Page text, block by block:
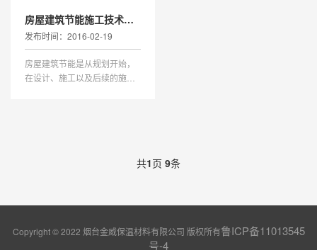
结胶浆配比不当造成保温板脱
落。2、基层平整度不好而又未
作找平处理。3、粘结剂自身性
能不过关。4、粘结面积过小，
未达到百
房屋建筑节能施工技术探析
发布时间：2016-02-19
房屋建筑节能是从规划开始，
在设计、施工以及后续的施工
工技术基础原则1、材料选择房共1页 9条
Copyright © 2022 烟台金威保温材料有限公司 版权所有鲁ICP备11013545
号-4